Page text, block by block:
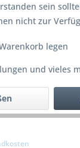
wird nicht
ist nicht mehr
sein
nicht zur
legen
und vieles